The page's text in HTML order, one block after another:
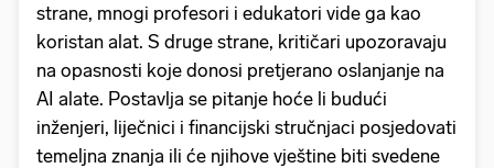
strane, mnogi profesori i edukatori vide ga kao
koristan alat. S druge strane, kritičari upozoravaju
na opasnosti koje donosi pretjerano oslanjanje na
AI alate. Postavlja se pitanje hoće li budući
inženjeri, liječnici i financijski stručnjaci posjedovati
temeljna znanja ili će njihove vještine biti svedene